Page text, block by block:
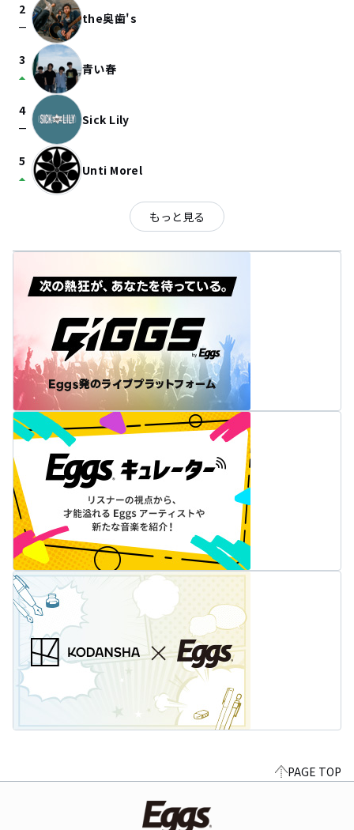
2
check_indeterminate_small the奥歯's
3
arrow_drop_up 青い春
4
check_indeterminate_small Sick Lily
5
arrow_drop_up Unti Morel
もっと見る
PAGE TOP